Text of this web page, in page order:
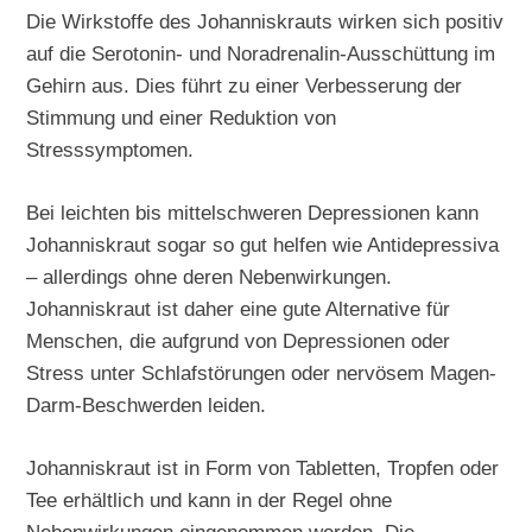
Die Wirkstoffe des Johanniskrauts wirken sich positiv
auf die Serotonin- und Noradrenalin-Ausschüttung im
Gehirn aus. Dies führt zu einer Verbesserung der
Stimmung und einer Reduktion von
Stresssymptomen.
Bei leichten bis mittelschweren Depressionen kann
Johanniskraut sogar so gut helfen wie Antidepressiva
– allerdings ohne deren Nebenwirkungen.
Johanniskraut ist daher eine gute Alternative für
Menschen, die aufgrund von Depressionen oder
Stress unter Schlafstörungen oder nervösem Magen-
Darm-Beschwerden leiden.
Johanniskraut ist in Form von Tabletten, Tropfen oder
Tee erhältlich und kann in der Regel ohne